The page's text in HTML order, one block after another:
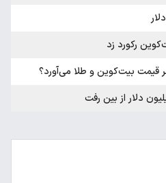
رکورد زد
قیمت بیت‌کوین و طلا می‌آورد؟